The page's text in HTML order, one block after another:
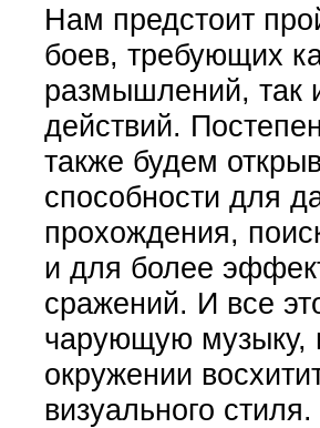
Нам предстоит
боев, требующих
размышлений, так
действий.
также будем
способности для
прохождения,
и для более
сражений. И все
чарующую музыку,
окружении
визуального стиля.